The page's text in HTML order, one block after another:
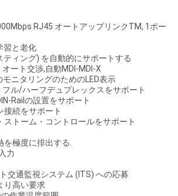
RJ45 オートアップリンクTM, 1ポー
習と老化
ティング) を自動的にサポートする
ート交渉,自動MDI-MDI-X
ニタリングのためのLED表示
ル/ハーフデュプレックスをサポート
Railの設置をサポート
接続をサポート
ストーム・コントロールをサポート
を極度に排出する.
力
交通監視システム (ITS) への応募
り高い要求